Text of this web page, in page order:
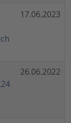
17.06.2023
26.06.2022